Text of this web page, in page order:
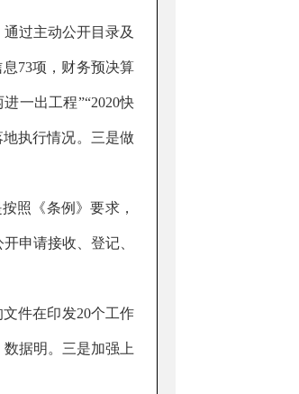
通过主动公开目录及
73项，财务预决算
一出工程”“2020快
执行情况。三是做
照《条例》要求，
申请接收、登记、
件在印发20个工作
据明。三是加强上